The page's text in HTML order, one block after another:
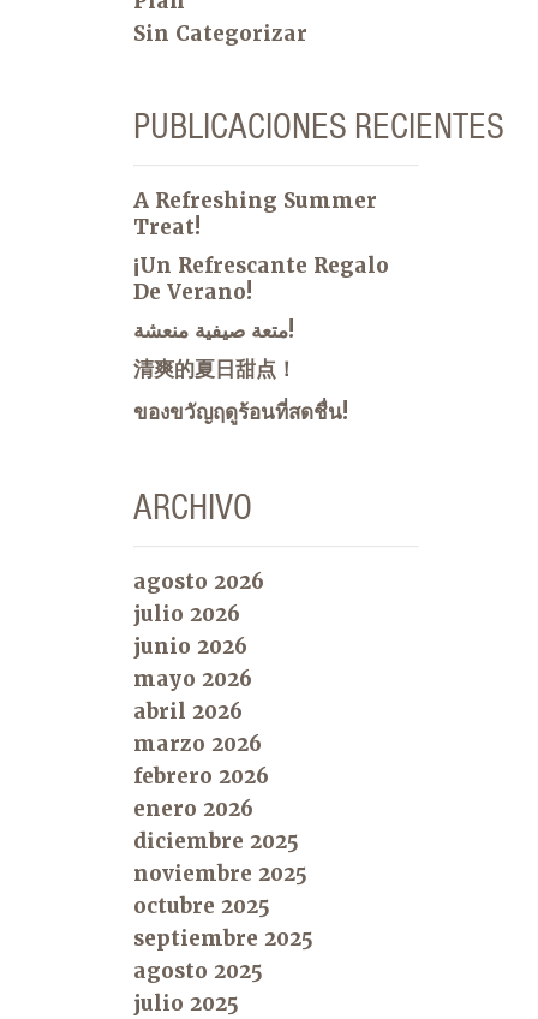
Sin Categorizar
PUBLICACIONES RECIENTES
A Refreshing Summer
Treat!
¡Un Refrescante Regalo
De Verano!
متعة صيفية منعشة!
清爽的夏日甜点！
ของขวัญฤดูร้อนที่สดชื่น!
ARCHIVO
agosto 2026
julio 2026
junio 2026
mayo 2026
abril 2026
marzo 2026
febrero 2026
enero 2026
diciembre 2025
noviembre 2025
octubre 2025
septiembre 2025
agosto 2025
julio 2025